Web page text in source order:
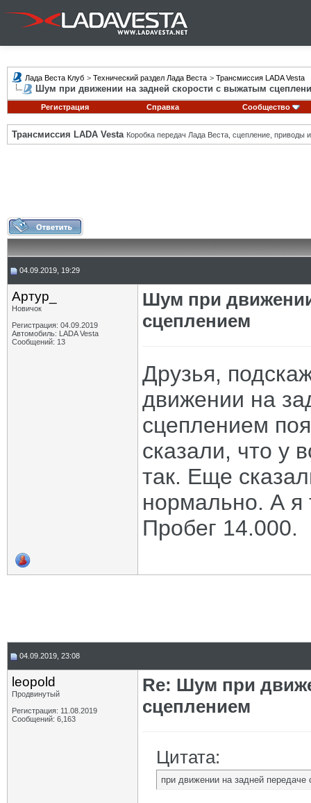
Лада Веста Клуб > Технический раздел Лада Веста > Трансмиссия LADA Vesta
Шум при движении на задней скорости с выжатым
Регистрация Справка Сообщество
Трансмиссия LADA Vesta Коробка передач Лада Веста, сцепление, приводы и
04.09.2019, 19:29
Артур_
Новичок
Регистрация: 04.09.2019
Автомобиль: LADA Vesta
Сообщений: 13
Шум при
сцеплением
Друзья,
движении на
сцеплением
сказали, что у
так. Еще
нормально. А я
Пробег 14.000.
04.09.2019, 23:08
leopold
Продвинутый
Регистрация: 11.08.2019
Сообщений: 6,163
Re: Шум при
сцеплением
Цитата:
при движении на задней